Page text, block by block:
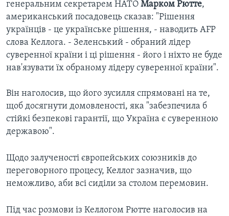
генеральним секретарем НАТО Марком Рютте,
американський посадовець сказав: "Рішення
українців - це українське рішення, - наводить AFP
слова Келлога. - Зеленський - обраний лідер
суверенної країни і ці рішення - його і ніхто не буде
нав'язувати їх обраному лідеру суверенної країни".
Він наголосив, що його зусилля спрямовані на те,
щоб досягнути домовленості, яка "забезпечила б
стійкі безпекові гарантії, що Україна є суверенною
державою".
Щодо залученості європейських союзників до
переговорного процесу, Келлог зазначив, що
неможливо, аби всі сиділи за столом перемовин.
Під час розмови із Келлогом Рютте наголосив на